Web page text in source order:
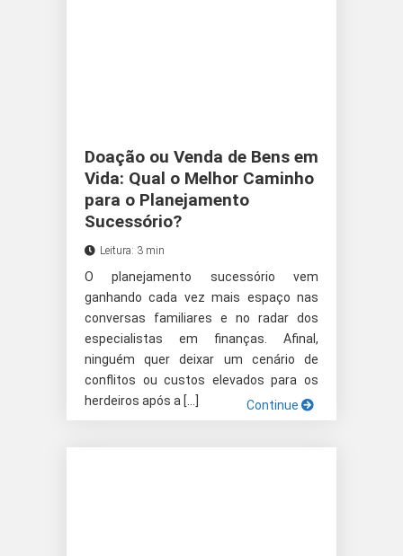
Doação ou Venda de Bens em
Vida: Qual o Melhor Caminho
para o Planejamento
Sucessório?
Leitura: 3 min
O planejamento sucessório vem
ganhando cada vez mais espaço nas
conversas familiares e no radar dos
especialistas em finanças. Afinal,
ninguém quer deixar um cenário de
conflitos ou custos elevados para os
herdeiros após a […]
Continue